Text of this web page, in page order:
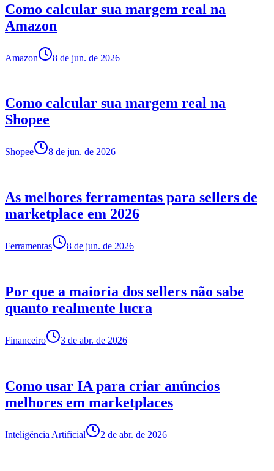
Como calcular sua margem real na
Amazon
Amazon 8 de jun. de 2026
Como calcular sua margem real na
Shopee
Shopee 8 de jun. de 2026
As melhores ferramentas para sellers de
marketplace em 2026
Ferramentas 8 de jun. de 2026
Por que a maioria dos sellers não sabe
quanto realmente lucra
Financeiro 3 de abr. de 2026
Como usar IA para criar anúncios
melhores em marketplaces
Inteligência Artificial 2 de abr. de 2026